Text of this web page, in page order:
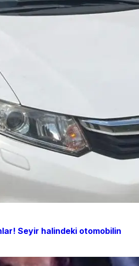
Seyir halindeki otomobilin